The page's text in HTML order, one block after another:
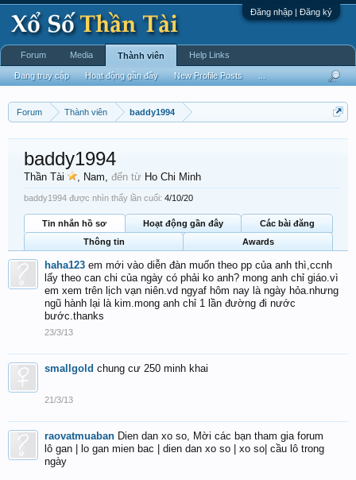
Đăng nhập | Đăng ký
Forum Thành viên baddy1994
baddy1994
Thần Tài , Nam, đến từ Ho Chi Minh
baddy1994 được nhìn thấy lần cuối: 4/10/20
Tin nhắn hồ sơ Hoạt động gần đây
Các bài đăng
Thông tin
Awards
haha123 em mới vào diễn đàn muốn theo pp của anh thì,ccnh
lấy theo can chi của ngày có phải ko anh? mong anh chỉ giáo.vì
em xem trên lịch vạn niên.vd ngyaf hôm nay là ngày hỏa.nhưng
ngũ hành lại là kim.mong anh chỉ 1 lần đường đi nước
bước.thanks
23/3/13
smallgold chung cư 250 minh khai
21/3/13
raovatmuaban Dien dan xo so, Mời các bạn tham gia forum
lô gan | lo gan mien bac | dien dan xo so | xo so| cầu lô trong
ngày
Forum Media Thành viên
Đang truy cập Hoạt động gần đây New Profile Posts
Help Links